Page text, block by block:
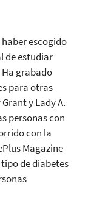
escogido
de estudiar
grabado
para otras
y Lady A.
personas con
con la
Magazine
de diabetes